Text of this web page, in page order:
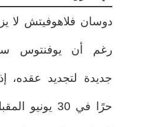
دوسان فلاهوفيتش لا
رغم أن يوفنتوس
جديدة لتجديد عقده،
حرًا في 30